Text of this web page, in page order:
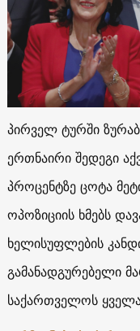
პირველ ტურში
ერთნაირი შედეგი
პროცენტზე ცოტა
ოპოზიციის ხმებს
ხელისუფლების
გამანადგურებელი
საქართველოს